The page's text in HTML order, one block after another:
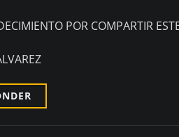
POR COMPARTIR